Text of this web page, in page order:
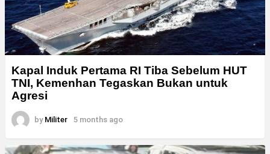
Kapal Induk Pertama RI Tiba Sebelum HUT
TNI, Kemenhan Tegaskan Bukan untuk
Agresi
by Militer 5 months ago